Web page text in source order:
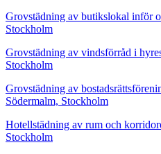
Grovstädning av butikslokal inför
Stockholm
Grovstädning av vindsförråd i
Stockholm
Grovstädning av
Södermalm, Stockholm
Hotellstädning av rum och
Stockholm